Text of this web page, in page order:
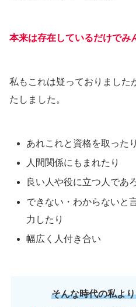
本来は存在しているだけでみ
私もこれは疑っておりました
たしました。
あれこれと資格を取った
人間関係にもまれたり
良い人や役に立つ人であ
できない・わからないと
力したり
幅広く人付き合い
そんな時代の私よ